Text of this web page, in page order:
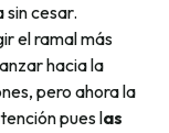
sin cesar.
el ramal más
hacia la
pero ahora la
pues las